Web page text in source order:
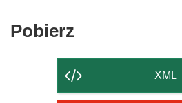
n
Pobierz
strony
XML